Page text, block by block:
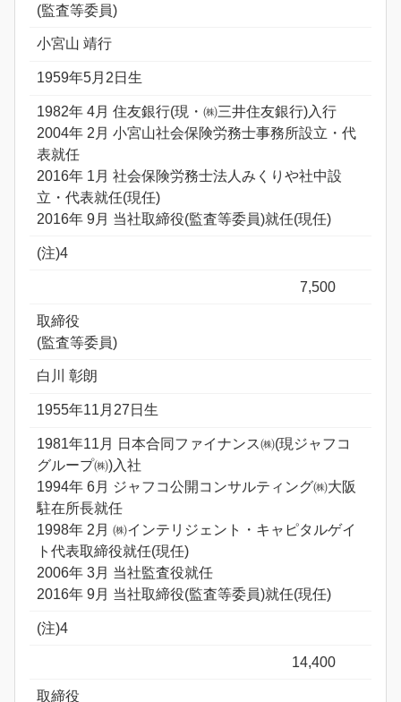
(監査等委員)
小宮山 靖行
1959年5月2日生
1982年 4月 住友銀行(現・㈱三井住友銀行)入行
2004年 2月 小宮山社会保険労務士事務所設立・代
表就任
2016年 1月 社会保険労務士法人みくりや社中設
立・代表就任(現任)
2016年 9月 当社取締役(監査等委員)就任(現任)
(注)4
7,500
取締役
(監査等委員)
白川 彰朗
1955年11月27日生
1981年11月 日本合同ファイナンス㈱(現ジャフコ
グループ㈱)入社
1994年 6月 ジャフコ公開コンサルティング㈱大阪
駐在所長就任
1998年 2月 ㈱インテリジェント・キャピタルゲイ
ト代表取締役就任(現任)
2006年 3月 当社監査役就任
2016年 9月 当社取締役(監査等委員)就任(現任)
(注)4
14,400
取締役